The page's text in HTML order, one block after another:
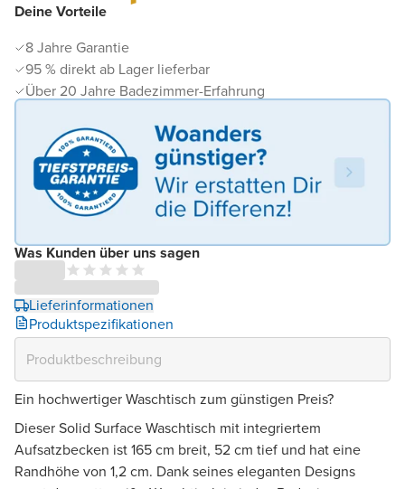
Deine Vorteile
8 Jahre Garantie
95 % direkt ab Lager lieferbar
Über 20 Jahre Badezimmer-Erfahrung
Was Kunden über uns sagen
Lieferinformationen
Produktspezifikationen
Ein hochwertiger Waschtisch zum günstigen Preis?
Dieser Solid Surface Waschtisch mit integriertem
Aufsatzbecken ist 165 cm breit, 52 cm tief und hat eine
Randhöhe von 1,2 cm. Dank seines eleganten Designs